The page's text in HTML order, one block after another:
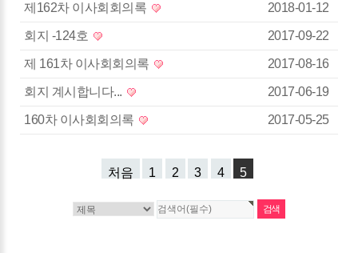
제162차 이사회회의록 2018-01-12
회지 -124호 2017-09-22
제 161차 이사회회의록 2017-08-16
회지 계시합니다... 2017-06-19
160차 이사회회의록 2017-05-25
처음 1 2 3 4 5